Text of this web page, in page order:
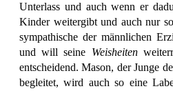
Unterlass und auch wenn er
Kinder weitergibt und auch nur
sympathische der männlichen
und will seine Weisheiten
entscheidend. Mason, der Junge
begleitet, wird auch so eine